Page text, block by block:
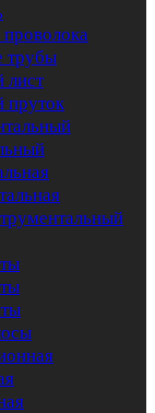
трубы
лист
пруток